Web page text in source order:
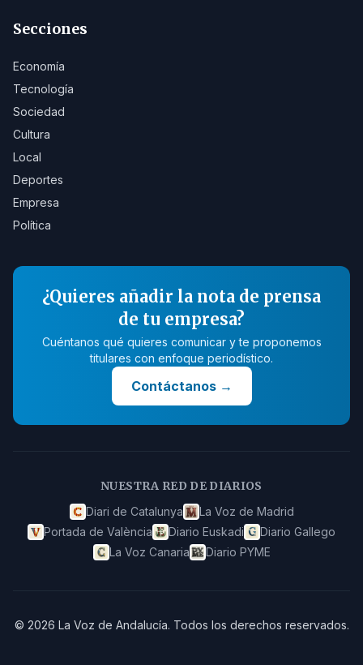
Secciones
Economía
Tecnología
Sociedad
Cultura
Local
Deportes
Empresa
Política
¿Quieres añadir la nota de prensa
de tu empresa?
Cuéntanos qué quieres comunicar y te proponemos
titulares con enfoque periodístico.
Contáctanos→
NUESTRA RED DE DIARIOS
Diari de Catalunya
La Voz de Madrid
Portada de València
Diario Euskadi
Diario Gallego
La Voz Canaria
Diario PYME
© 2026 La Voz de Andalucía. Todos los derechos reservados.